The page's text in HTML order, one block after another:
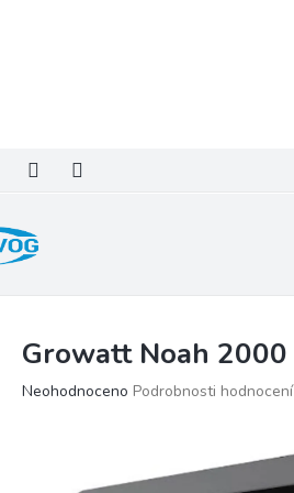
Growatt Noah 2000
Průměrné
Neohodnoceno Podrobnosti hodnocení